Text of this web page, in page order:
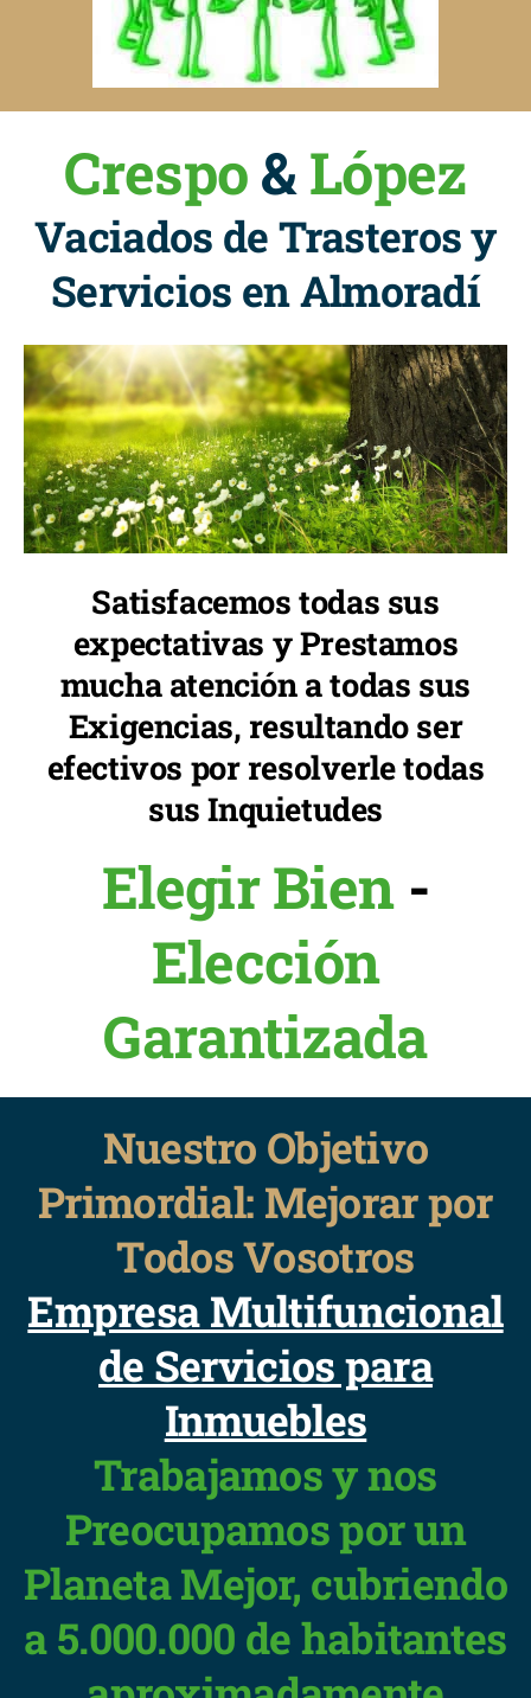
Crespo&López
Vaciados de Trasteros y
Servicios en Almoradí
Satisfacemos todas sus
expectativas y Prestamos
mucha atención a todas sus
Exigencias, resultando ser
efectivos por resolverle todas
sus Inquietudes
Elegir Bien -
Elección
Garantizada
Nuestro Objetivo
Primordial: Mejorar por
Todos Vosotros
Empresa Multifuncional
de Servicios para
Inmuebles
Trabajamos y nos
Preocupamos por un
Planeta Mejor, cubriendo
a 5.000.000 de habitantes